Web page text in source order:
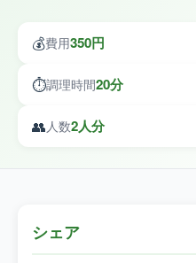
💰費用350円
⏱️調理時間20分
👥人数2人分
シェア